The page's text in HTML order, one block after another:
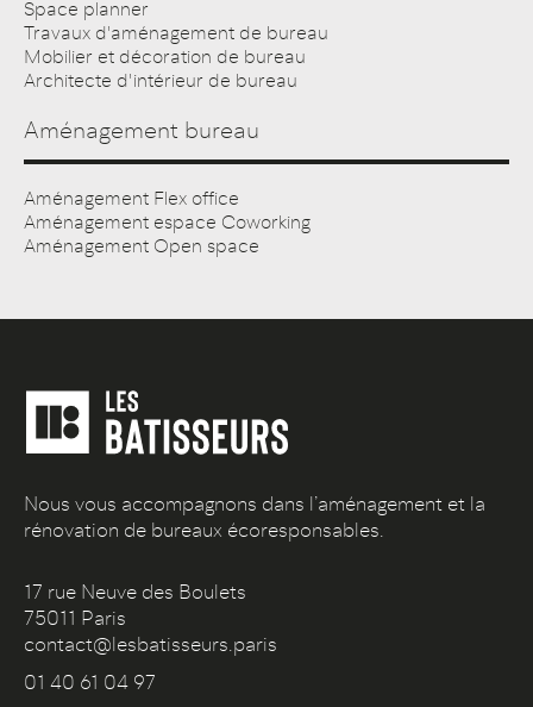
Space planner
Travaux d'aménagement de bureau
Mobilier et décoration de bureau
Architecte d'intérieur de bureau
Aménagement bureau
Aménagement Flex office
Aménagement espace Coworking
Aménagement Open space
Nous vous accompagnons dans l’aménagement et la
rénovation de bureaux écoresponsables.
17 rue Neuve des Boulets
75011 Paris
contact@lesbatisseurs.paris
01 40 61 04 97